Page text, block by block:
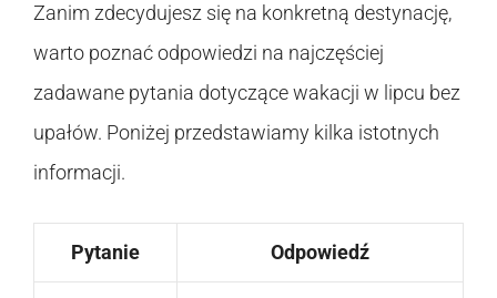
Zanim zdecydujesz się na konkretną destynację,
warto poznać odpowiedzi na najczęściej
zadawane pytania dotyczące wakacji w lipcu bez
upałów. Poniżej przedstawiamy kilka istotnych
informacji.
Pytanie Odpowiedź